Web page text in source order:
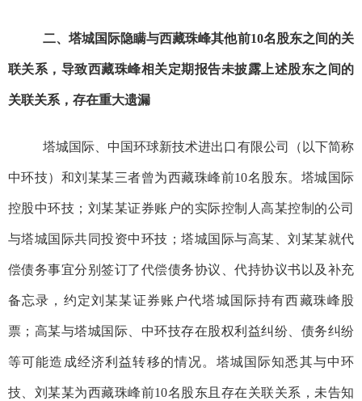
二、塔城国际隐瞒与西藏珠峰其他前10名股东之间的关
联关系， 导致西藏珠峰相关定期报告未披露上述股东之间的
关联关系，存在重大遗漏
塔城国际、中国环球新技术进出口有限公司（以下简称
中环技）和刘某某三者曾为西藏珠峰前10名股东。 塔城国际
控股中环技 ； 刘某某证券账户的实际控制人高某控制的公司
与塔城国际共同投资中环技 ； 塔城国际与高某、刘 某某就代
偿债务事宜分别签订了代偿债务协议 、代持协议书以及 补充
备忘录，约定刘某某证券账户代塔城国际持有西藏珠峰股
票 ； 高某与塔城国际、中环技存在股权利益纠纷、债务纠纷
等可能造成经济利益转移的情况。塔城国际知悉其与中环
技、 刘某某为西藏珠峰前10名股东 且存在关联关系 ，未告知